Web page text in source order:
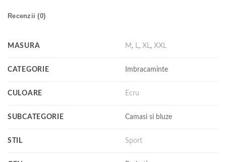
Recenzii (0)
MASURA M , , XL , XXL
CATEGORIE Imbracaminte
CULOARE Ecru
SUBCATEGORIE Camasi si bluze
STIL Sport